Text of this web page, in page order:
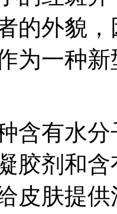
的外貌
为一种
含有水
胶剂和
皮肤提